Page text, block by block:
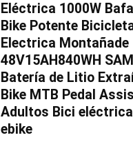
Eléctrica 1000W
Bike Potente
Electrica Montañade
48V15AH840WH
Batería de Litio
Bike MTB Pedal
Adultos Bici
ebike